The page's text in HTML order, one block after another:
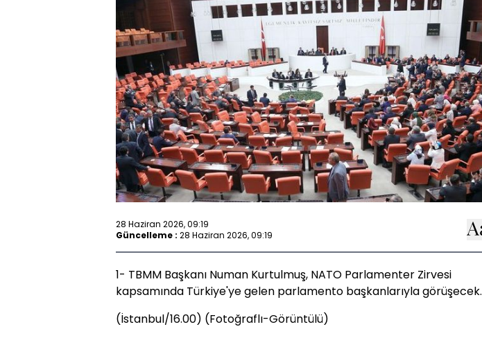
28 Haziran 2026, 09:19
Güncelleme : 28 Haziran 2026, 09:19
1- TBMM Başkanı Numan Kurtulmuş, NATO Parlamenter Zirvesi
kapsamında Türkiye'ye gelen parlamento başkanlarıyla görüşecek.
(İstanbul/16.00) (Fotoğraflı-Görüntülü)